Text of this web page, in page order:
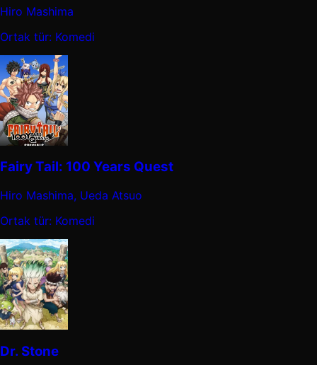
Hiro Mashima
Ortak tür: Komedi
Fairy Tail: 100 Years Quest
Hiro Mashima, Ueda Atsuo
Ortak tür: Komedi
Dr. Stone